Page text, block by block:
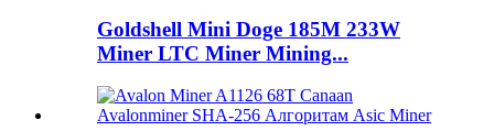
Goldshell Mini Doge 185M 233W
Miner LTC Miner Mining...